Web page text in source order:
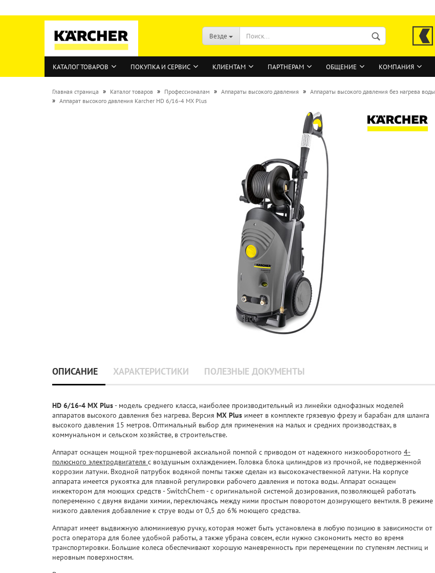
ВОЙТИ
Везде
КАТАЛОГ ТОВАРОВ ПОКУПКА И СЕРВИС КЛИЕНТАМ ПАРТНЕРАМ ОБЩЕНИЕ КОМПАНИЯ
Главная страница » Каталог товаров » Профессионалам » Аппараты высокого давления » Аппараты высокого давления без нагрева воды
» Аппарат высокого давления Karcher HD 6/16-4 MX Plus
ОПИСАНИЕ ХАРАКТЕРИСТИКИ ПОЛЕЗНЫЕ ДОКУМЕНТЫ
HD 6/16-4 MX Plus- модель среднего класса, наиболее производительный из линейки однофазных моделей
аппаратов высокого давления без нагрева. Версия MX Plus имеет в комплекте грязевую фрезу и барабан для шланга
высокого давления 15 метров. Оптимальный выбор для применения на малых и средних производствах, в
коммунальном и сельском хозяйстве, в строительстве.
Аппарат оснащен мощной трех-поршневой аксиальной помпой с приводом от надежного низкооборотного 4-
полюсного электродвигателя с воздушным охлаждением. Головка блока цилиндров из прочной, не подверженной
коррозии латуни. Входной патрубок водяной помпы также сделан из высококачественной латуни. На корпусе
аппарата имеется рукоятка для плавной регулировки рабочего давления и потока воды. Аппарат оснащен
инжектором для моющих средств - SwitchChem - с оригинальной системой дозирования, позволяющей работать
попеременно с двумя видами химии, переключаясь между ними простым поворотом дозирующего вентиля. В режиме
низкого давления добавление к струе воды от 0,5 до 6% моющего средства.
Аппарат имеет выдвижную алюминиевую ручку, которая может быть установлена в любую позицию в зависимости от
роста оператора для более удобной работы, а также убрана совсем, если нужно сэкономить место во время
транспортировки. Большие колеса обеспечивают хорошую маневренность при перемещении по ступеням лестниц и
неровным поверхностям.